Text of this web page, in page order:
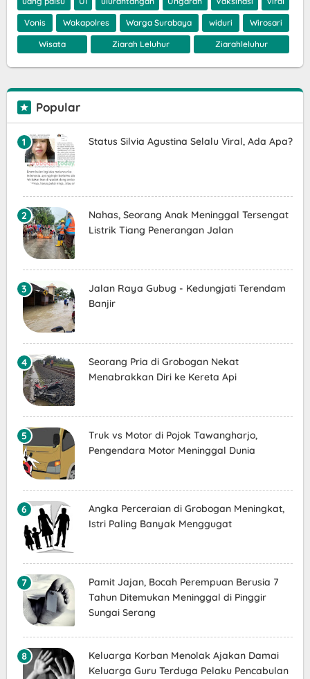
Vonis Wakapolres Warga Surabaya widuri Wirosari
Wisata Ziarah Leluhur Ziarahleluhur
Popular
Status Silvia Agustina Selalu Viral, Ada Apa?
Nahas, Seorang Anak Meninggal Tersengat
Listrik Tiang Penerangan Jalan
Jalan Raya Gubug - Kedungjati Terendam
Banjir
Seorang Pria di Grobogan Nekat
Menabrakkan Diri ke Kereta Api
Truk vs Motor di Pojok Tawangharjo,
Pengendara Motor Meninggal Dunia
Angka Perceraian di Grobogan Meningkat,
Istri Paling Banyak Menggugat
Pamit Jajan, Bocah Perempuan Berusia 7
Tahun Ditemukan Meninggal di Pinggir
Sungai Serang
Keluarga Korban Menolak Ajakan Damai
Keluarga Guru Terduga Pelaku Pencabulan